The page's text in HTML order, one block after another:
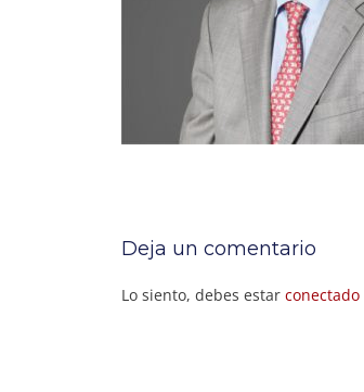
Deja un comentario
Lo siento, debes estar conectado